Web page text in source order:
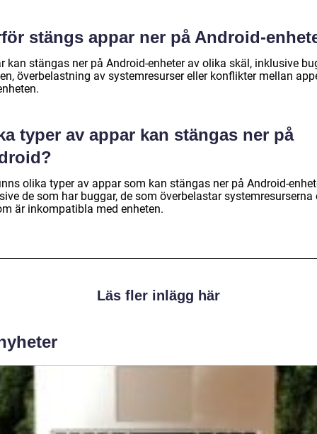
stängs appar ner på Android-
kan stängas ner på Android-enheter av olika skäl, inklusive
överbelastning av systemresurser eller konflikter mellan
typer av appar kan stängas ner på
olika typer av appar som kan stängas ner på Android-
de som har buggar, de som överbelastar systemresurserna
är inkompatibla med enheten.
Läs fler inlägg här